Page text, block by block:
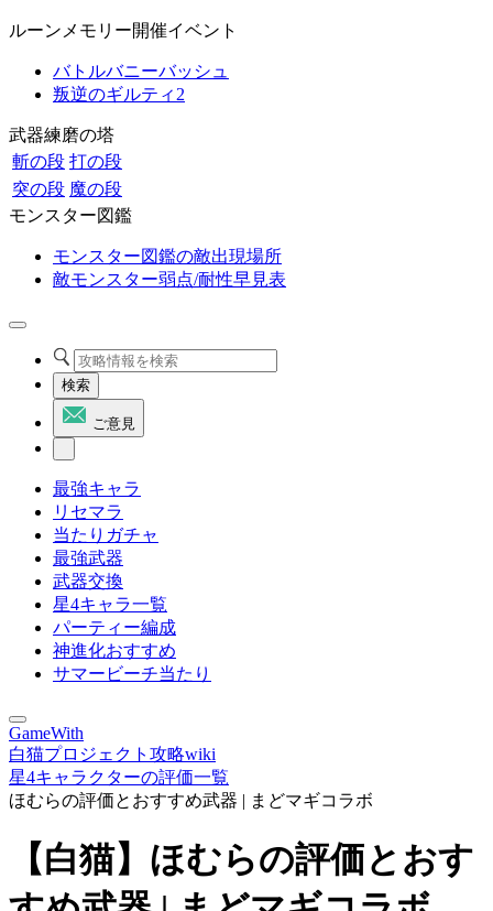
ルーンメモリー開催イベント
バトルバニーバッシュ
叛逆のギルティ2
武器練磨の塔
斬の段 打の段
突の段 魔の段
モンスター図鑑
モンスター図鑑の敵出現場所
敵モンスター弱点/耐性早見表
検索
ご意見
最強キャラ
リセマラ
当たりガチャ
最強武器
武器交換
星4キャラ一覧
パーティー編成
神進化おすすめ
サマービーチ当たり
GameWith
白猫プロジェクト攻略wiki
星4キャラクターの評価一覧
ほむらの評価とおすすめ武器 | まどマギコラボ
【白猫】ほむらの評価とおす